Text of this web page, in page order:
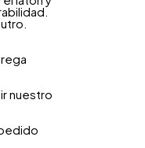
nuestro